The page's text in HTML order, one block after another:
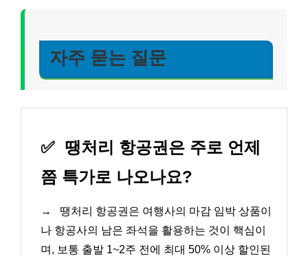
자주 묻는 질문
✅ 땡처리 항공권은 주로 언제
쯤 특가로 나오나요?
→
땡처리 항공권은 여행사의 마감 임박 상품이
나 항공사의 남은 좌석을 활용하는 것이 핵심이
며, 보통 출발 1~2주 전에 최대 50% 이상 할인된